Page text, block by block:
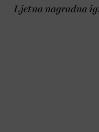
Ljetna nagradna